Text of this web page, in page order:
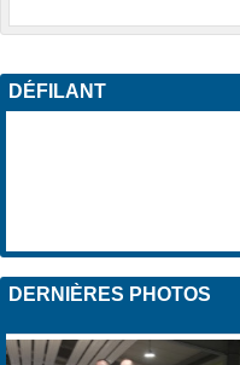
DÉFILANT
DERNIÈRES PHOTOS